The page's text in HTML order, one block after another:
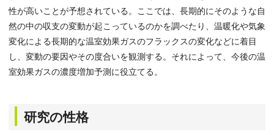
性が高いことが予想されている。ここでは、長期的にそのような自
然の中の収支の変動が起こっているのかを調べたり、温暖化や気象
変化による長期的な温室効果ガスのフラックスの変化などに着目
し、変動の要因やその度合いを観測する。それによって、今後の温
室効果ガスの濃度増加予測に役立てる。
研究の性格